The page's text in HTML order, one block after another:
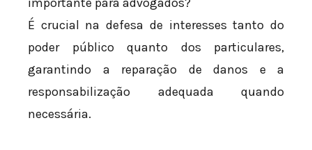
É crucial na defesa de interesses tanto do
poder público quanto dos particulares,
garantindo a reparação de danos e a
responsabilização adequada quando
necessária.